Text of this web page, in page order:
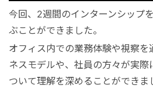
今回、2週間のインターンシップ
ぶことができました。
オフィス内での業務体験や視察を
ネスモデルや、社員の方々が実
ついて理解を深めることができま